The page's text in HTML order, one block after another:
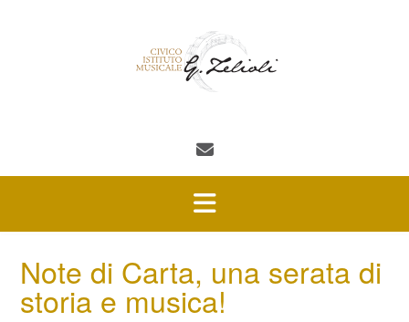
Note di Carta, una serata di
storia e musica!